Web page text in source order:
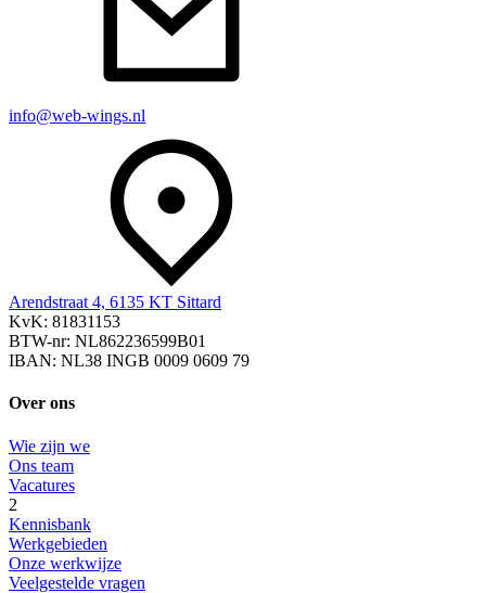
info@web-wings.nl
Arendstraat 4, 6135 KT Sittard
KvK: 81831153
BTW-nr: NL862236599B01
IBAN: NL38 INGB 0009 0609 79
Over ons
Wie zijn we
Ons team
Vacatures
2
Kennisbank
Werkgebieden
Onze werkwijze
Veelgestelde vragen